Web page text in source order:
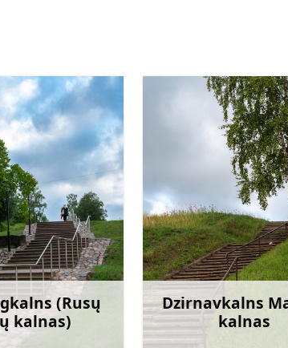
(Rusų
kalnas)
Sužinoti daugiau
Dzirnavkalns
kalnas